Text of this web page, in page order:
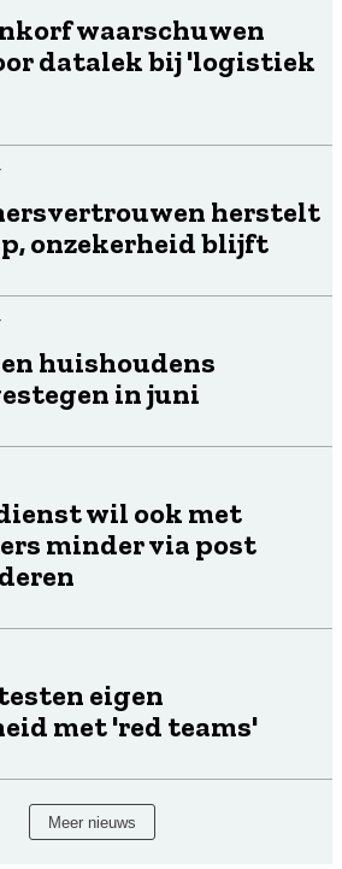
waarschuwen
datalek bij 'logistiek
herstelt
onzekerheid blijft
huishoudens
in juni
wil ook met
minder via post
eigen
met 'red teams'
Meer nieuws